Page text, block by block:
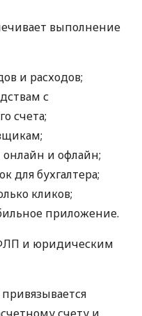
выполнение
и расходов;
с
счета;
и офлайн;
для бухгалтера;
кликов;
приложение.
и юридическим